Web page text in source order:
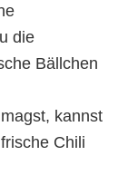
die
Bällchen
kannst
Chili